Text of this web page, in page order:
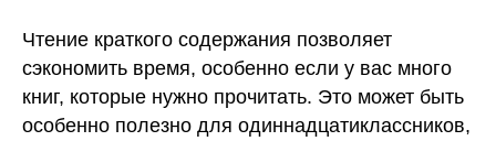
Чтение краткого содержания позволяет
сэкономить время, особенно если у вас много
книг, которые нужно прочитать. Это может быть
особенно полезно для одиннадцатиклассников,